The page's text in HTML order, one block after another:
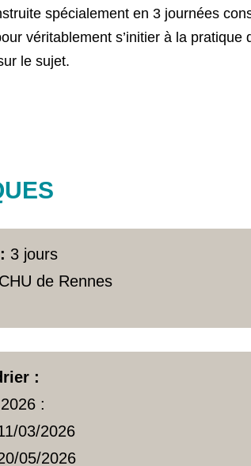
spécialement en 3 journées
véritablement s’initier à la
le sujet.
3 jours
CHU de Rennes
:
:
03/2026
05/2026